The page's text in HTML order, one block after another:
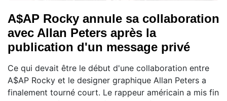
A$AP Rocky annule sa collaboration
avec Allan Peters après la
publication d'un message privé
Ce qui devait être le début d'une collaboration entre
A$AP Rocky et le designer graphique Allan Peters a
finalement tourné court. Le rappeur américain a mis fin